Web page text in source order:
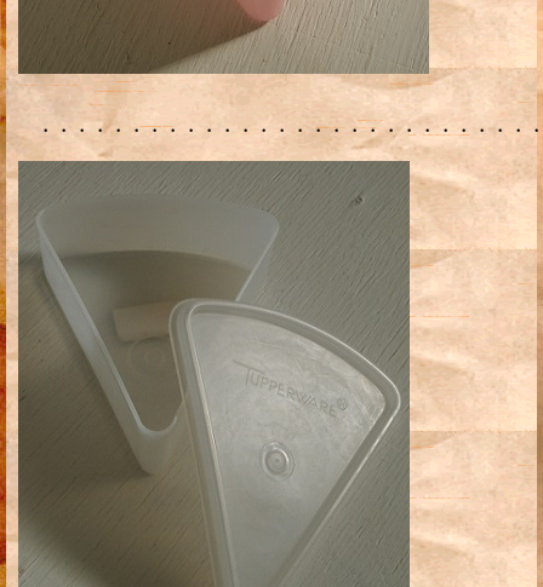
・・・・・・・・・・・・・・・・・・・・・・・・・・・